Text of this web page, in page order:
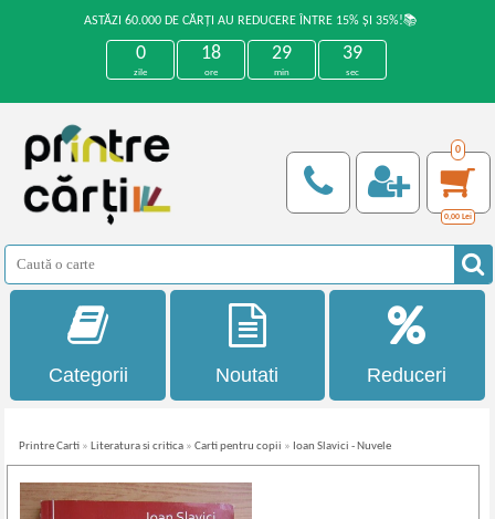
ASTĂZI 60.000 DE CĂRȚI AU REDUCERE ÎNTRE 15% ȘI 35%!📚
0
zile
18
ore
29
min
39
sec
0
0,00 Lei
Categorii Noutati Reduceri
Printre Carti » Literatura si critica »Carti pentru copii » Ioan Slavici - Nuvele